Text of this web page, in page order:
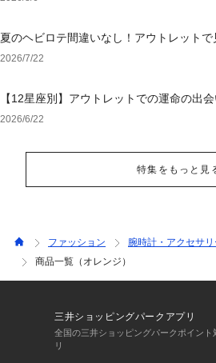
夏のヘビロテ間違いなし！アウトレット
ション
2026/7/22
【12星座別】アウトレットでの運命の出
グ＆小物
2026/6/22
特集をもっと見
ファッション 腕時計・アクセサリ
商品一覧（オレンジ）
三井ショッピングパークアプリ
全国の三井ショッピングパークポイン
リ